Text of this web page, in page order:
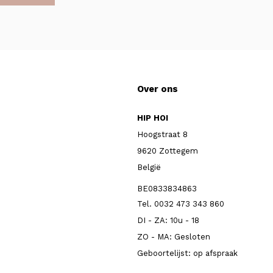
Over ons
HIP HOI
Hoogstraat 8
9620 Zottegem
België
BE0833834863
Tel. 0032 473 343 860
DI - ZA: 10u - 18
ZO - MA: Gesloten
Geboortelijst: op afspraak